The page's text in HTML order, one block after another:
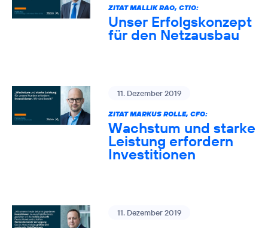
ZITAT MALLIK RAO, CTIO:
Unser Erfolgskonzept
für den Netzausbau
11. Dezember 2019
ZITAT MARKUS ROLLE, CFO:
Wachstum und starke
Leistung erfordern
Investitionen
11. Dezember 2019